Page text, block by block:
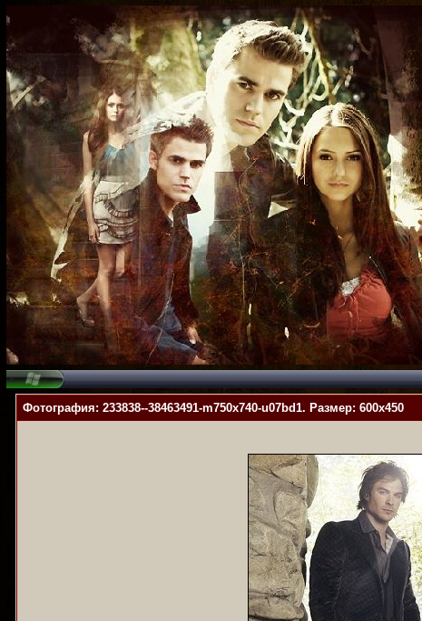
Фотография: 233838--38463491-m750x740-u07bd1. Размер: 600x450